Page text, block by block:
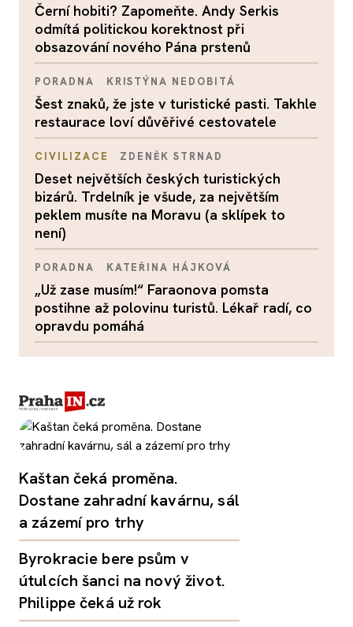
Černí hobiti? Zapomeňte. Andy Serkis
odmítá politickou korektnost při
obsazování nového Pána prstenů
PORADNA KRISTÝNA NEDOBITÁ
Šest znaků, že jste v turistické pasti. Takhle
restaurace loví důvěřivé cestovatele
CIVILIZACE ZDENĚK STRNAD
Deset největších českých turistických
bizárů. Trdelník je všude, za největším
peklem musíte na Moravu (a sklípek to
není)
PORADNA KATEŘINA HÁJKOVÁ
„Už zase musím!“ Faraonova pomsta
postihne až polovinu turistů. Lékař radí, co
opravdu pomáhá
Kaštan čeká proměna.
Dostane zahradní kavárnu, sál
a zázemí pro trhy
Byrokracie bere psům v
útulcích šanci na nový život.
Philippe čeká už rok